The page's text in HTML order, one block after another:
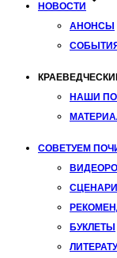
НОВОСТИ
АНОНСЫ
СОБЫТИЯ
НАШИ
СОВЕТУЕМ
БУКЛЕТЫ